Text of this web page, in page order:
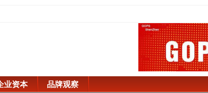
业资本 品牌观察